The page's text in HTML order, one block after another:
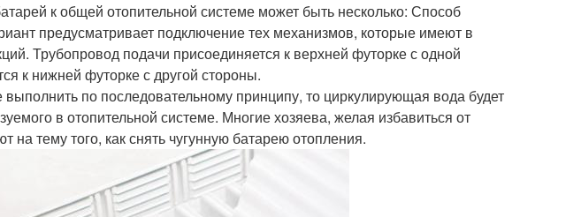
к общей отопительной системе может быть несколько: Способ
предусматривает подключение тех механизмов, которые имеют в
Трубопровод подачи присоединяется к верхней футорке с одной
к нижней футорке с другой стороны.
по последовательному принципу, то циркулирующая вода будет
в отопительной системе. Многие хозяева, желая избавиться от
на тему того, как снять чугунную батарею отопления.